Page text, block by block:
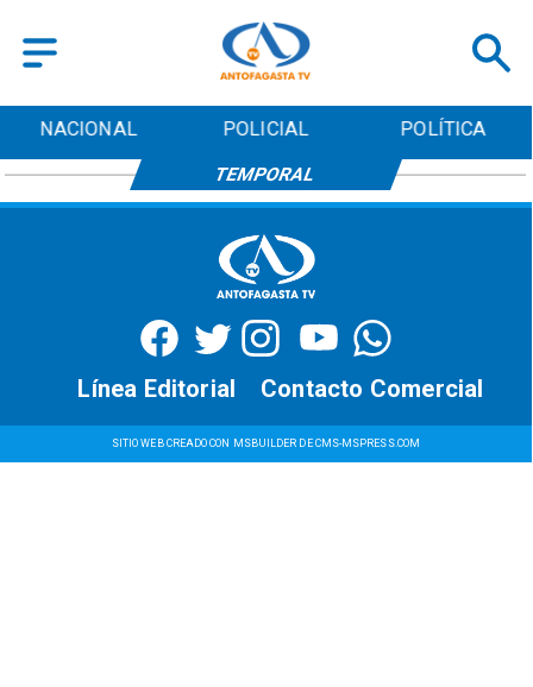
NACIONAL POLICIAL POLÍTICA
TEMPORAL
SITIO WEB CREADO CON MSBUILDER DE CMS-MSPRESS.COM
Contacto Comercial
Línea Editorial